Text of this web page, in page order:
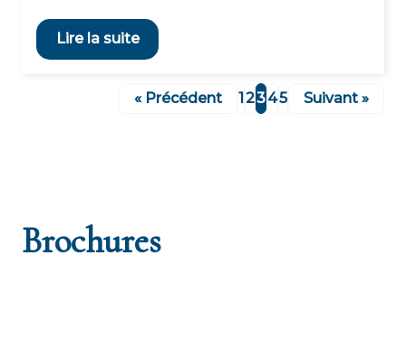
Lire la suite
« Précédent 12345 Suivant »
Brochures